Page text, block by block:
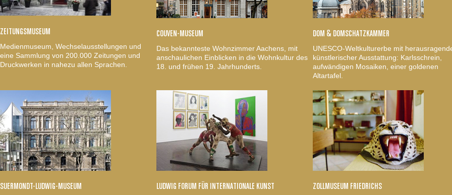
ZEITUNGSMUSEUM
Medienmuseum, Wechselausstellungen und
eine Sammlung von 200.000 Zeitungen und
Druckwerken in nahezu allen Sprachen.
COUVEN-MUSEUM
Das bekannteste Wohnzimmer Aachens, mit
anschaulichen Einblicken in die Wohnkultur des
18. und frühen 19. Jahrhunderts.
DOM & DOMSCHATZKAMMER
UNESCO-Weltkulturerbe mit
künstlerischer Ausstattung: Karlsschrein,
aufwändigen Mosaiken, einer goldenen
Altartafel.
SUERMONDT-LUDWIG-MUSEUM LUDWIG FORUM FÜR INTERNATIONALE KUNST ZOLLMUSEUM FRIEDRICHS